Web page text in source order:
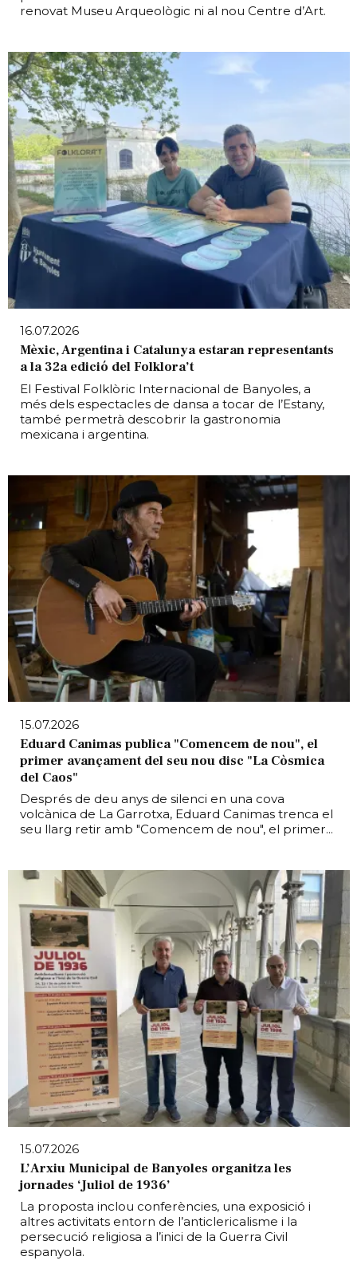
renovat Museu Arqueològic ni al nou Centre d’Art.
16.07.2026
Mèxic, Argentina i Catalunya estaran representants
a la 32a edició del Folklora’t
El Festival Folklòric Internacional de Banyoles, a
més dels espectacles de dansa a tocar de l’Estany,
també permetrà descobrir la gastronomia
mexicana i argentina.
15.07.2026
Eduard Canimas publica "Comencem de nou", el
primer avançament del seu nou disc "La Còsmica
del Caos"
Després de deu anys de silenci en una cova
volcànica de La Garrotxa, Eduard Canimas trenca el
seu llarg retir amb "Comencem de nou", el primer...
15.07.2026
L’Arxiu Municipal de Banyoles organitza les
jornades ‘Juliol de 1936’
La proposta inclou conferències, una exposició i
altres activitats entorn de l’anticlericalisme i la
persecució religiosa a l’inici de la Guerra Civil
espanyola.